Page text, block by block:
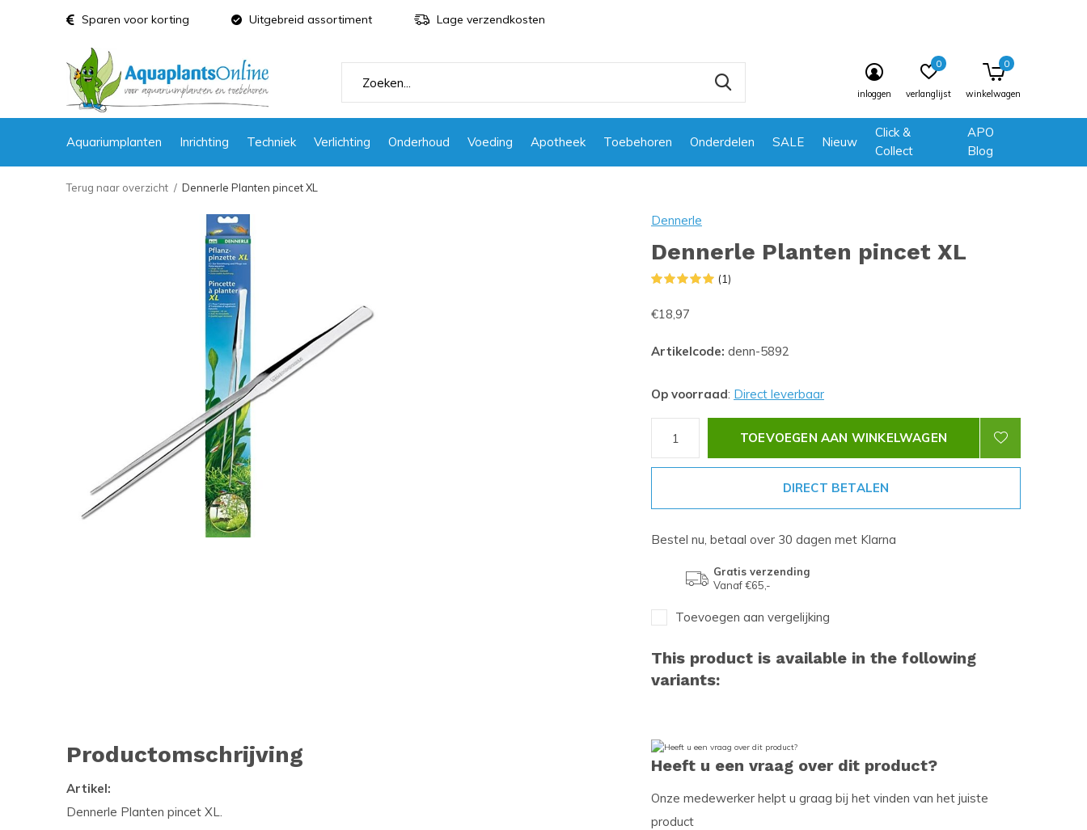
Aquariumplanten Inrichting Techniek Verlichting Onderhoud Voeding Apotheek Toebehoren Onderdelen SALE Nieuw
Click &
Collect
APO
Blog
inloggen verlanglijst
0
winkelwagen
0
Sparen voor korting Uitgebreid assortiment Lage verzendkosten
Terug naar overzicht Dennerle Planten pincet XL
Dennerle
Dennerle Planten pincet XL
(1)
€18,97
Artikelcode: denn-5892
Op voorraad: Direct leverbaar
TOEVOEGEN AAN WINKELWAGEN
DIRECT BETALEN
Bestel nu, betaal over 30 dagen met Klarna
Gratis verzending
Vanaf €65,-
Toevoegen aan vergelijking
This product is available in the following
variants:
Productomschrijving
Artikel:
Dennerle Planten pincet XL.
Heeft u een vraag over dit product?
Onze medewerker helpt u graag bij het vinden van het juiste
product